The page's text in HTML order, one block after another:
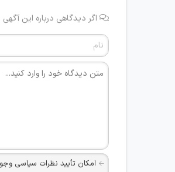
اگر دیدگاهی درباره این
امکان تأیید نظرات سیاسی